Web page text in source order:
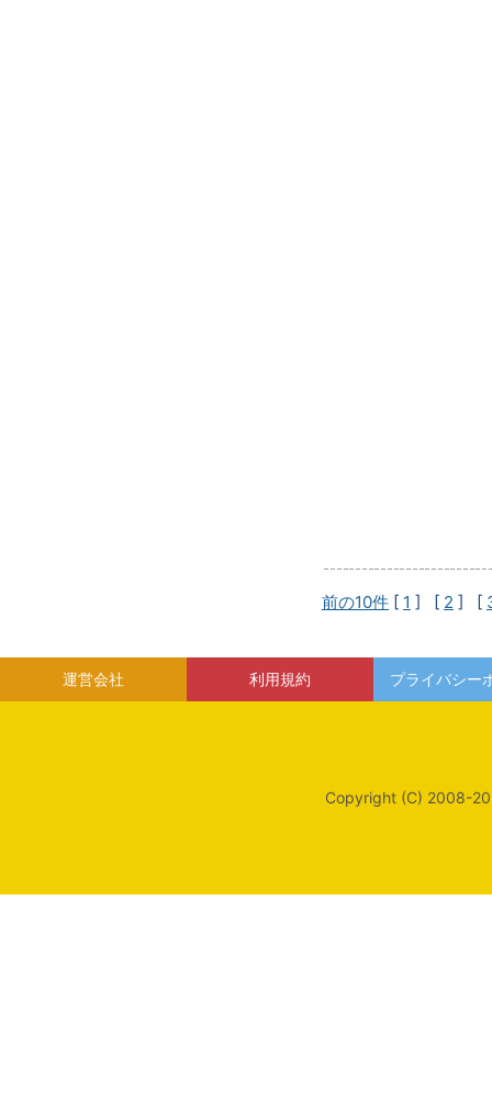
前の10件 [ 1 ] [ 2 ] [
運営会社 利用規約 プライバシー
Copyright (C) 2008-